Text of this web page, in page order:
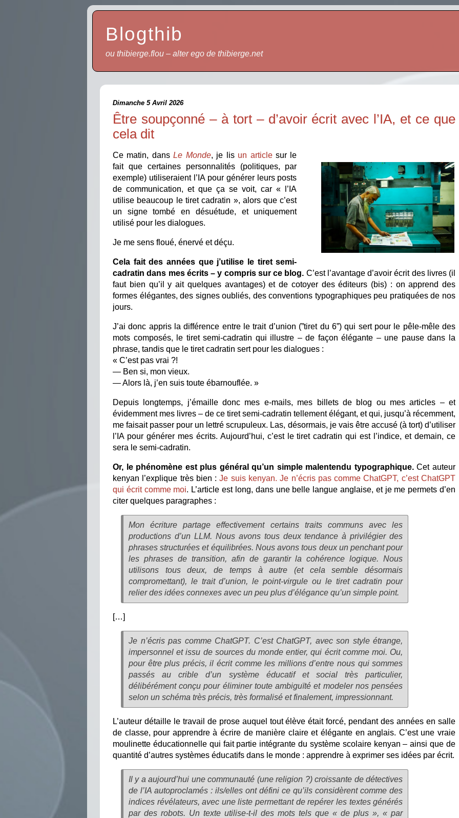
Blogthib
ou thibierge.flou – alter ego de thibierge.net
Dimanche 5 Avril 2026
Être soupçonné – à tort – d’avoir écrit avec l’IA, et ce que
cela dit
Ce matin, dansLe Monde, je lis un articlesur le
fait que certaines personnalités (politiques, par
exemple) utiliseraient l’IA pour générer leurs posts
de communication, et que ça se voit, car « l’IA
utilise beaucoup le tiret cadratin », alors que c’est
un signe tombé en désuétude, et uniquement
utilisé pour les dialogues.
Je me sens floué, énervé et déçu.
Cela fait des années que j’utilise le tiret semi-
cadratin dans mes écrits – y compris sur ce blog. C’est l’avantage d’avoir écrit des livres (il
faut bien qu’il y ait quelques avantages) et de cotoyer des éditeurs (bis) : on apprend des
formes élégantes, des signes oubliés, des conventions typographiques peu pratiquées de nos
jours.
J’ai donc appris la différence entre le trait d’union (”tiret du 6”) qui sert pour le pêle-mêle des
mots composés, le tiret semi-cadratin qui illustre – de façon élégante – une pause dans la
phrase, tandis que le tiret cadratin sert pour les dialogues :
« C’est pas vrai ?!
— Ben si, mon vieux.
— Alors là, j’en suis toute ébarnouflée. »
Depuis longtemps, j’émaille donc mes e-mails, mes billets de blog ou mes articles – et
évidemment mes livres – de ce tiret semi-cadratin tellement élégant, et qui, jusqu’à récemment,
me faisait passer pour un lettré scrupuleux. Las, désormais, je vais être accusé (à tort) d’utiliser
l’IA pour générer mes écrits. Aujourd’hui, c’est le tiret cadratin qui est l’indice, et demain, ce
sera le semi-cadratin.
Or, le phénomène est plus général qu’un simple malentendu typographique.Cet auteur
kenyan l’explique très bien :Je suis kenyan. Je n’écris pas comme ChatGPT, c’est ChatGPT
qui écrit comme moi. L’article est long, dans une belle langue anglaise, et je me permets d’en
citer quelques paragraphes :
Mon écriture partage effectivement certains traits communs avec les
productions d’un LLM. Nous avons tous deux tendance à privilégier des
phrases structurées et équilibrées. Nous avons tous deux un penchant pour
les phrases de transition, afin de garantir la cohérence logique. Nous
utilisons tous deux, de temps à autre (et cela semble désormais
compromettant), le trait d’union, le point-virgule ou le tiret cadratin pour
relier des idées connexes avec un peu plus d’élégance qu’un simple point.
[…]
Je n’écris pas comme ChatGPT. C’est ChatGPT, avec son style étrange,
impersonnel et issu de sources du monde entier, qui écrit comme moi. Ou,
pour être plus précis, il écrit comme les millions d’entre nous qui sommes
passés au crible d’un système éducatif et social très particulier,
délibérément conçu pour éliminer toute ambiguïté et modeler nos pensées
selon un schéma très précis, très formalisé et finalement, impressionnant.
L’auteur détaille le travail de prose auquel tout élève était forcé, pendant des années en salle
de classe, pour apprendre à écrire de manière claire et élégante en anglais. C’est une vraie
moulinette éducationnelle qui fait partie intégrante du système scolaire kenyan – ainsi que de
quantité d’autres systèmes éducatifs dans le monde : apprendre à exprimer ses idées par écrit.
Il y a aujourd’hui une communauté (une religion ?) croissante de détectives
de l’IA autoproclamés : ils/elles ont défini ce qu’ils considèrent comme des
indices révélateurs, avec une liste permettant de repérer les textes générés
par des robots. Un texte utilise-t-il des mots tels que « de plus », « par